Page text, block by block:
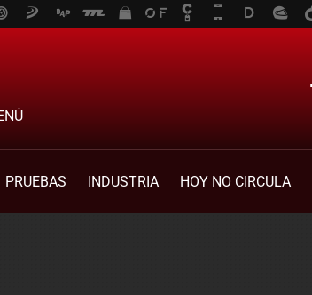
PRUEBAS INDUSTRIA HOY NO CIRCULA